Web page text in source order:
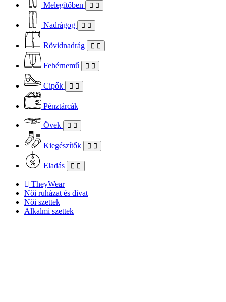
Melegítőben
Nadrágog
Rövidnadrág
Fehérnemű
Cipők
Pénztárcák
Övek
Kiegészítők
Eladás
TheyWear
Női ruházat és divat
Női szettek
Alkalmi szettek